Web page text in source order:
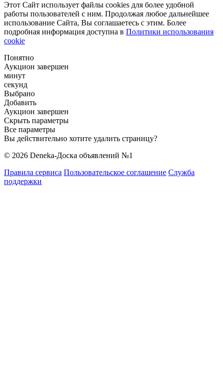
Этот Сайт использует файлы cookies для более удобной
работы пользователей с ним. Продолжая любое дальнейшее
использование Сайта, Вы соглашаетесь с этим. Более
подробная информация доступна в Политики использования
cookie
Понятно
Аукцион завершен
минут
секунд
Выбрано
Добавить
Аукцион завершен
Скрыть параметры
Все параметры
Вы действительно хотите удалить страницу?
© 2026 Deneka-Доска объявлений №1
Правила сервиса Пользовательское соглашение Служба
поддержки